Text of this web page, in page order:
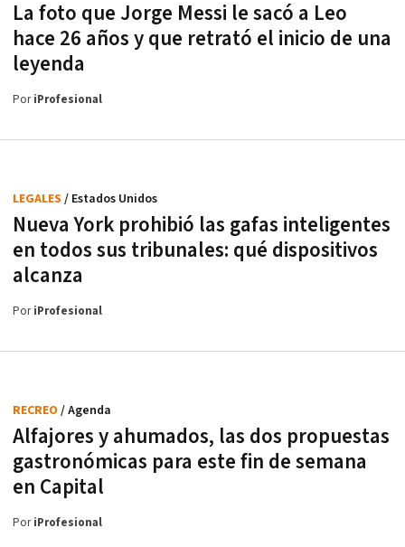
La foto que Jorge Messi le sacó a Leo
hace 26 años y que retrató el inicio de una
leyenda
PoriProfesional
Nueva York prohibió las gafas inteligentes
en todos sus tribunales: qué dispositivos
alcanza
LEGALES / Estados Unidos
PoriProfesional
Alfajores y ahumados, las dos propuestas
gastronómicas para este fin de semana
en Capital
RECREO / Agenda
PoriProfesional